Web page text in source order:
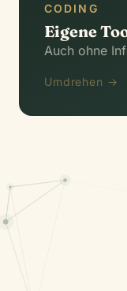
CODING
Eigene
Auch ohne
Umdrehen →
Erst habe ich